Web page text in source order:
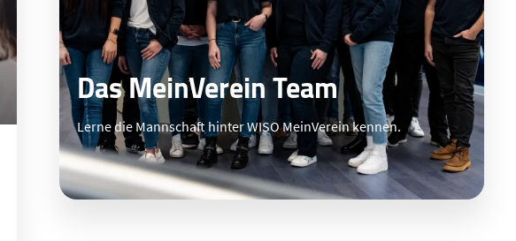
Das MeinVerein Team
Lerne die Mannschaft hinter WISO MeinVerein kennen.